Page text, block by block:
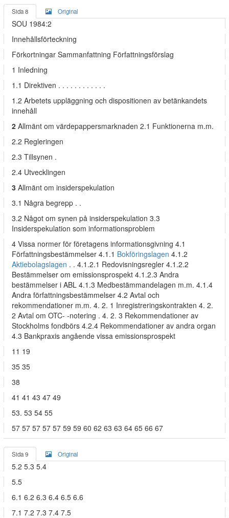
Sida 8 Original
SOU 1984:2
Innehållsförteckning
Förkortningar Sammanfattning Författningsförslag
1 Inledning
1.1 Direktiven . . . . . . . . . . . .
1.2 Arbetets uppläggning och dispositionen av betänkandets
innehåll
2 Allmänt om värdepappersmarknaden 2.1 Funktionerna m.m.
2.2 Regleringen
2.3 Tillsynen .
2.4 Utvecklingen
3 Allmänt om insiderspekulation
3.1 Några begrepp . .
3.2 Något om synen på insiderspekulation 3.3
Insiderspekulation som informationsproblem
4 Vissa normer för företagens informationsgivning 4.1
Författningsbestämmelser 4.1.1 Bokföringslagen 4.1.2
Aktiebolagslagen . . 4.1.2.1 Redovisningsregler 4.1.2.2
Bestämmelser om emissionsprospekt 4.1.2.3 Andra
bestämmelser i ABL 4.1.3 Medbestämmandelagen m.m. 4.1.4
Andra författningsbestämmelser 4.2 Avtal och
rekommendationer m.m. 4. 2. 1 Inregistreringskontrakten 4. 2.
2 Avtal om OTC- -notering . 4. 2. 3 Rekommendationer av
Stockholms fondbörs 4.2.4 Rekommendationer av andra organ
4.3 Bankpraxis angående vissa emissionsprospekt
11 19
35 35
38
41 41 43 47 49
53. 53 54 55
57 57 57 57 57 59 59 60 62 63 63 64 65 66 67
Sida 9 Original
5.2 5.3 5.4
5.5
6.1 6.2 6.3 6.4 6.5 6.6
7.1 7.2 7.3 7.4 7.5